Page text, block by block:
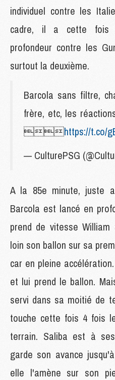
individuel contre les
cadre, il a cette fois
profondeur contre les
surtout la deuxième.
Barcola sans filtre,
frère, etc, les
https://t.co/
— CulturePSG
A la 85e minute, juste
Barcola est lancé en
prend de vitesse
loin son ballon sur sa
car en pleine
et lui prend le ballon.
servi dans sa moitié de
touche cette fois 4 fois
terrain. Saliba est à
garde son avance
elle l'amène sur son